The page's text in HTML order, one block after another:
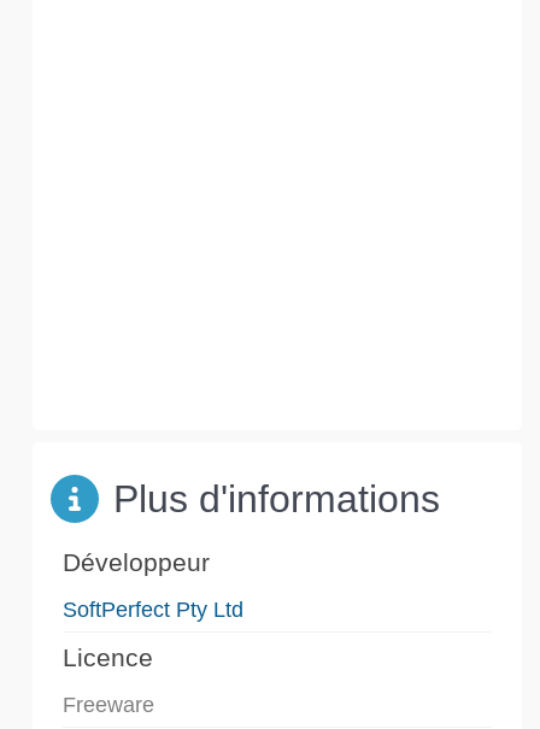
Plus d'informations
Développeur
SoftPerfect Pty Ltd
Licence
Freeware